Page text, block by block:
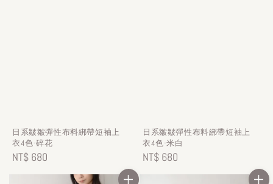
日系皺皺彈性布料綁帶短袖上
衣4色-碎花
Regular
NT$ 680
日系皺皺彈性布料綁帶短袖上
衣4色-米白
Regular
NT$ 680